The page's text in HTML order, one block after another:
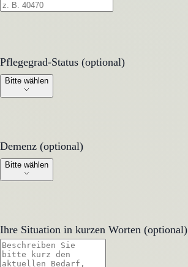
Pflegegrad-Status (optional)
Pflegegrad-Status (optional)
Bitte wählen
Demenz (optional)
Demenz (optional)
Bitte wählen
Ihre Situation in kurzen Worten (optional)